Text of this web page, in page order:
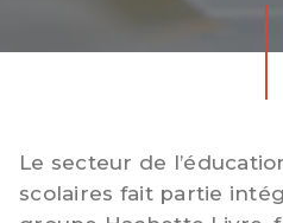
Le secteur de
scolaires fait partie